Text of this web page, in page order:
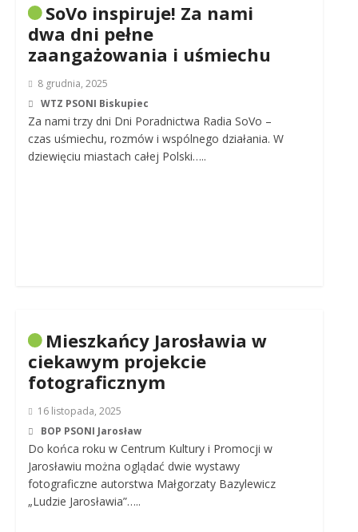
SoVo inspiruje! Za nami
dwa dni pełne
zaangażowania i uśmiechu
8 grudnia, 2025
WTZ PSONI Biskupiec
Za nami trzy dni Dni Poradnictwa Radia SoVo –
czas uśmiechu, rozmów i wspólnego działania. W
dziewięciu miastach całej Polski…..
Mieszkańcy Jarosławia w
ciekawym projekcie
fotograficznym
16 listopada, 2025
BOP PSONI Jarosław
Do końca roku w Centrum Kultury i Promocji w
Jarosławiu można oglądać dwie wystawy
fotograficzne autorstwa Małgorzaty Bazylewicz
„Ludzie Jarosławia”…..